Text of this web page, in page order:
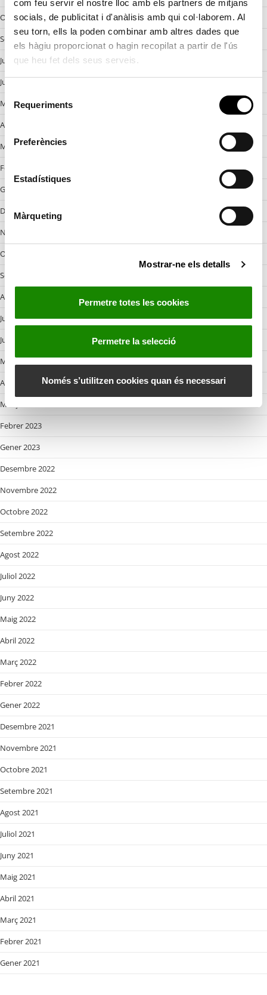
com feu servir el nostre lloc amb els partners de mitjans
socials, de publicitat i d'anàlisis amb qui col·laborem. Al
seu torn, ells la poden combinar amb altres dades que
els hàgiu proporcionat o hagin recopilat a partir de l'ús
que heu fet dels seus serveis.
e
c
ó
d
c
o
s
t
e
Requeriments
Preferències
Estadístiques
Màrqueting
Mostrar-ne els detalls
Permetre totes les cookies
Permetre la selecció
Només s’utilitzen cookies quan és necessari
Octobre 2024
Setembre 2024
Juliol 2024
Juny 2024
Maig 2024
Abril 2024
Març 2024
Febrer 2024
Gener 2024
Desembre 2023
Novembre 2023
Octobre 2023
Setembre 2023
Agost 2023
Juliol 2023
Juny 2023
Maig 2023
Abril 2023
Març 2023
Febrer 2023
Gener 2023
Desembre 2022
Novembre 2022
Octobre 2022
Setembre 2022
Agost 2022
Juliol 2022
Juny 2022
Maig 2022
Abril 2022
Març 2022
Febrer 2022
Gener 2022
Desembre 2021
Novembre 2021
Octobre 2021
Setembre 2021
Agost 2021
Juliol 2021
Juny 2021
Maig 2021
Abril 2021
Març 2021
Febrer 2021
Gener 2021